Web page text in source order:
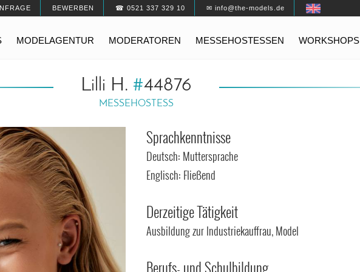
BEWERBEN ☎ 0521 337 329 10 ✉ info@the-models.de
MODELAGENTUR MODERATOREN MESSEHOSTESSEN WORKSHOPS
Lilli H. #44876
MESSEHOSTESS
Sprachkenntnisse
Deutsch: Muttersprache
Englisch: Fließend
Derzeitige Tätigkeit
Ausbildung zur Industriekauffrau, Model
Berufs- und Schulbildung